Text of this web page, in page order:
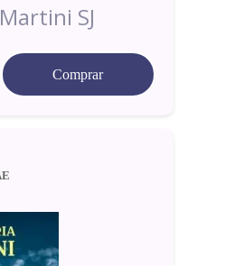
SJ
Comprar